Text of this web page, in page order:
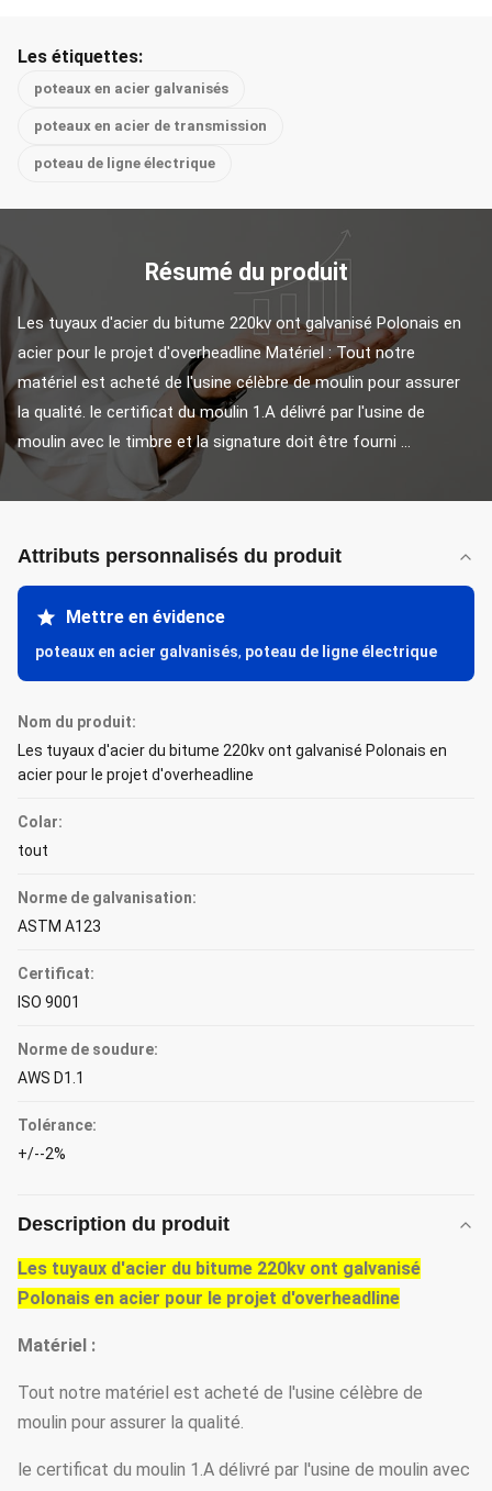
Les étiquettes:
poteaux en acier galvanisés
poteaux en acier de transmission
poteau de ligne électrique
Résumé du produit
Les tuyaux d'acier du bitume 220kv ont galvanisé Polonais en
acier pour le projet d'overheadline Matériel : Tout notre
matériel est acheté de l'usine célèbre de moulin pour assurer
la qualité. le certificat du moulin 1.A délivré par l'usine de
moulin avec le timbre et la signature doit être fourni ...
Attributs personnalisés du produit
Mettre en évidence
poteaux en acier galvanisés, poteau de ligne électrique
Nom du produit:
Les tuyaux d'acier du bitume 220kv ont galvanisé Polonais en
acier pour le projet d'overheadline
Colar:
tout
Norme de galvanisation:
ASTM A123
Certificat:
ISO 9001
Norme de soudure:
AWS D1.1
Tolérance:
+/--2%
Description du produit
Les tuyaux d'acier du bitume 220kv ont galvanisé
Polonais en acier pour le projet d'overheadline
Matériel :
Tout notre matériel est acheté de l'usine célèbre de
moulin pour assurer la qualité.
le certificat du moulin 1.A délivré par l'usine de moulin avec